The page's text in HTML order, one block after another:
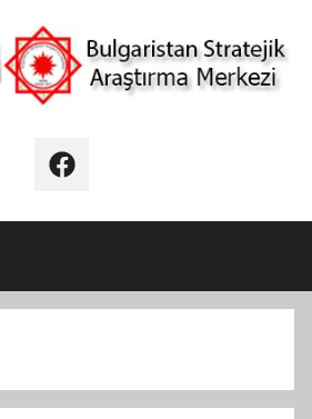
Facebook